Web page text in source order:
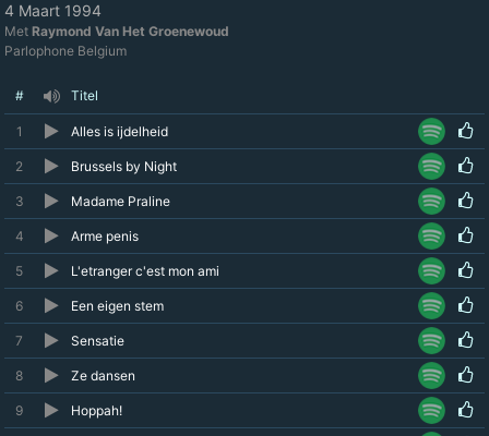
4 Maart 1994
Met Raymond Van Het Groenewoud
Parlophone Belgium
# Titel
1 Alles is ijdelheid
2 Brussels by Night
3 Madame Praline
4 Arme penis
5 L'etranger c'est mon ami
6 Een eigen stem
7 Sensatie
8 Ze dansen
9 Hoppah!